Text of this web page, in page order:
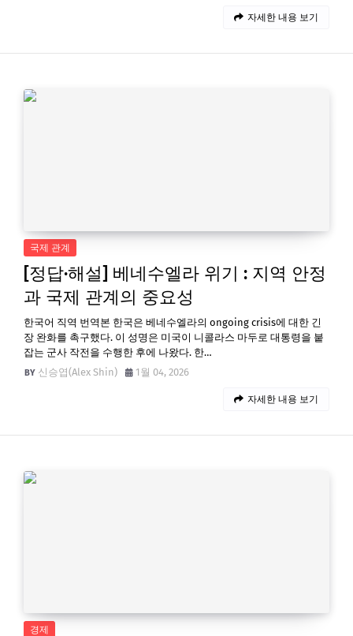
자세한 내용 보기
국제 관계
[정답·해설] 베네수엘라 위기 : 지역 안정
과 국제 관계의 중요성
한국어 직역 번역본 한국은 베네수엘라의 ongoing crisis에 대한 긴
장 완화를 촉구했다. 이 성명은 미국이 니콜라스 마두로 대통령을 붙
잡는 군사 작전을 수행한 후에 나왔다. 한…
신승엽(Alex Shin)
1월 04, 2026
자세한 내용 보기
경제